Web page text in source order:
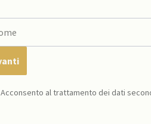
Acconsento al trattamento dei dati